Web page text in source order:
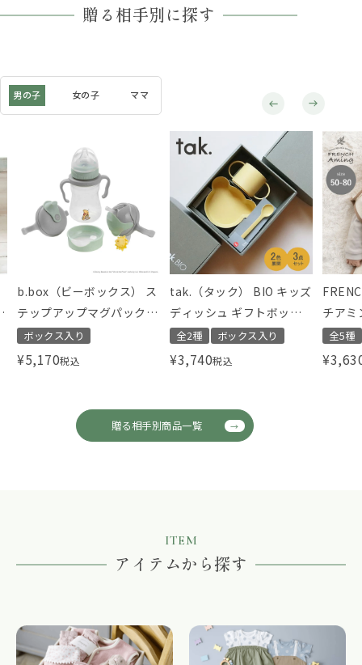
贈る相手別に探す
男の子 女の子 ママ
b.box（ビーボックス） ス
テップアップマグパック
Pooh
ボックス入り
¥5,170税込
tak.（タック） BIO キッズ
ディッシュ ギフトボック
ス ベアー ミニ
全2種 ボックス入り
¥3,740税込
チアミ
スリー
全5種
¥
贈る相手別商品一覧
ITEM
アイテムから探す